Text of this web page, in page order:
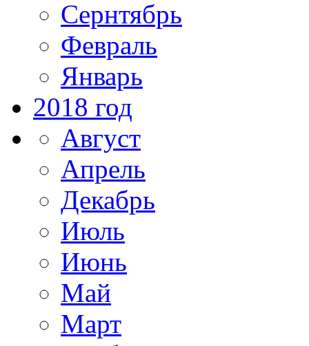
Сернтябрь
Февраль
Январь
2018 год
Август
Апрель
Декабрь
Июль
Июнь
Май
Март